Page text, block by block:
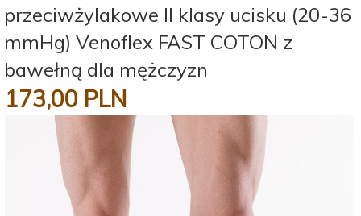
przeciwżylakowe II klasy ucisku (20-36
mmHg) Venoflex FAST COTON z
bawełną dla mężczyzn
173,00 PLN